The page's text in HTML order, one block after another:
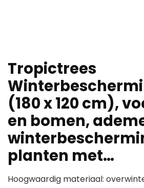
Tropictrees
(180 x 120 cm),
en bomen,
planten met…
Hoogwaardig materiaal: